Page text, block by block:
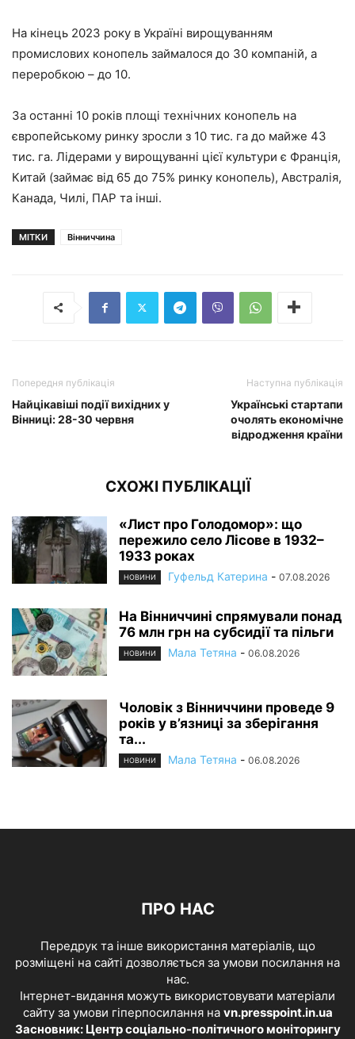
На кінець 2023 року в Україні вирощуванням
промислових конопель займалося до 30 компаній, а
переробкою – до 10.
За останні 10 років площі технічних конопель на
європейському ринку зросли з 10 тис. га до майже 43
тис. га. Лідерами у вирощуванні цієї культури є Франція,
Китай (займає від 65 до 75% ринку конопель), Австралія,
Канада, Чилі, ПАР та інші.
МІТКИ Вінниччина
Попередня публікація
Найцікавіші події вихідних у
Вінниці: 28-30 червня
Наступна публікація
Українські стартапи
очолять економічне
відродження країни
СХОЖІ ПУБЛІКАЦІЇ
«Лист про Голодомор»: що
пережило село Лісове в 1932–
1933 роках
НОВИНИ Гуфельд Катерина - 07.08.2026
На Вінниччині спрямували понад
76 млн грн на субсидії та пільги
НОВИНИ Мала Тетяна - 06.08.2026
Чоловік з Вінниччини проведе 9
років у в’язниці за зберігання
та...
НОВИНИ Мала Тетяна - 06.08.2026
ПРО НАС
Передрук та інше використання матеріалів, що
розміщені на сайті дозволяється за умови посилання на
нас.
Інтернет-видання можуть використовувати матеріали
сайту за умови гіперпосилання на vn.presspoint.in.ua
Засновник: Центр соціально-політичного моніторингу